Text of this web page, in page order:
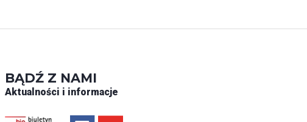
BĄDŹ Z NAMI
Aktualności i informacje